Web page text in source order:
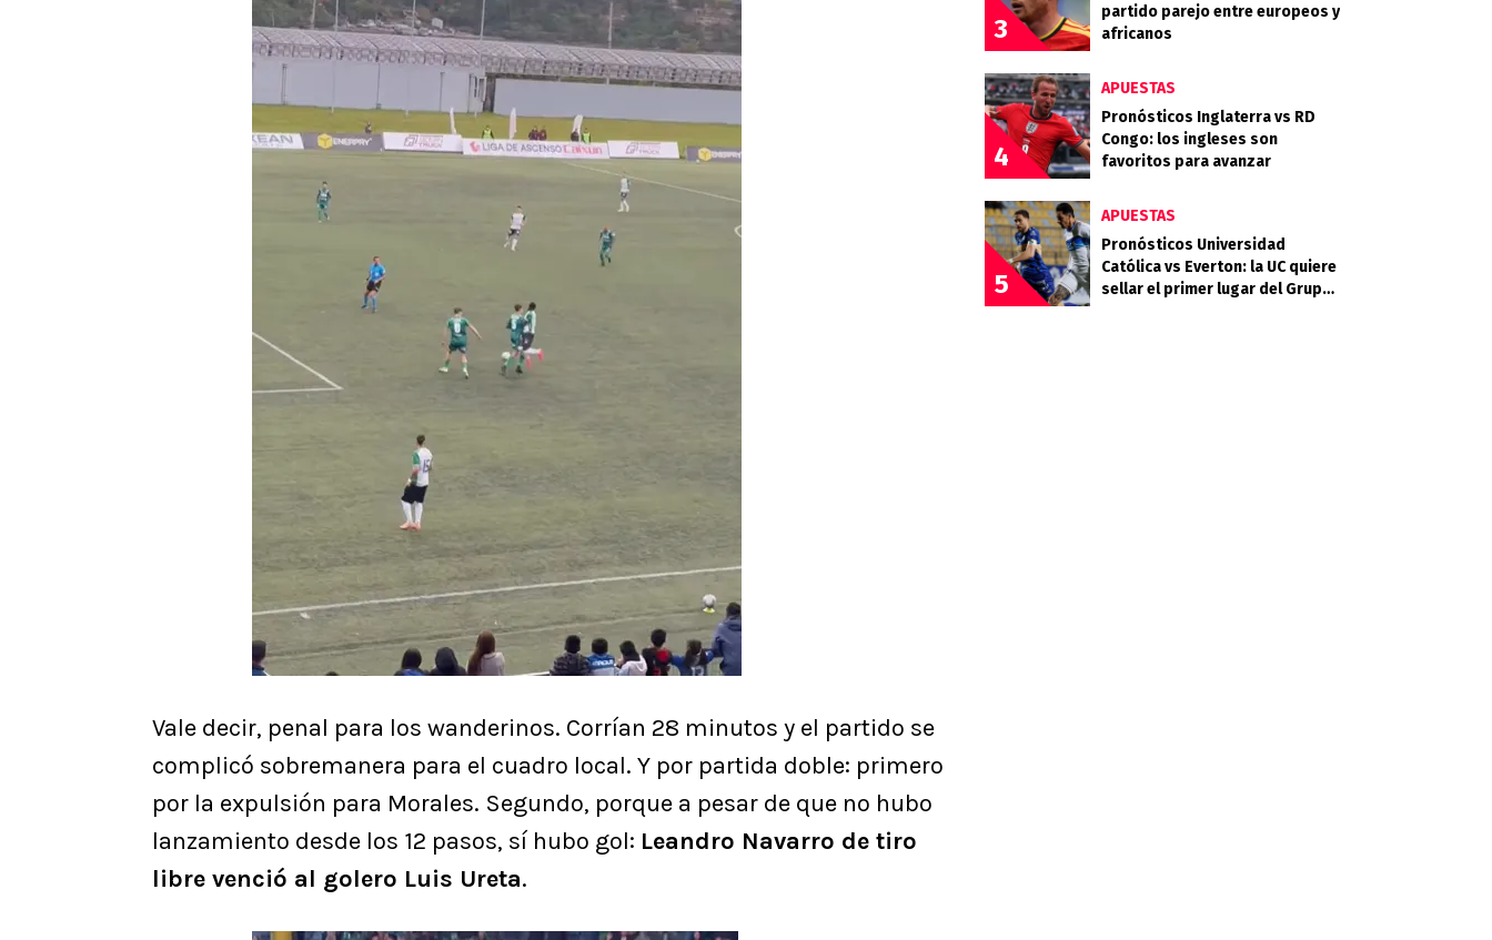
Vale decir, penal para los wanderinos. Corrían 28 minutos y el partido se
complicó sobremanera para el cuadro local. Y por partida doble: primero
por la expulsión para Morales. Segundo, porque a pesar de que no hubo
lanzamiento desde los 12 pasos, sí hubo gol: Leandro Navarro de tiro
libre venció al golero Luis Ureta.
3
partido parejo entre europeos y
africanos
4
APUESTAS
Pronósticos Inglaterra vs RD
Congo: los ingleses son
favoritos para avanzar
5
APUESTAS
Pronósticos Universidad
Católica vs Everton: la UC quiere
sellar el primer lugar del Grupo